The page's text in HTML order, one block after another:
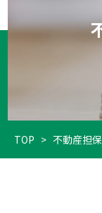
TOP > 不動産担